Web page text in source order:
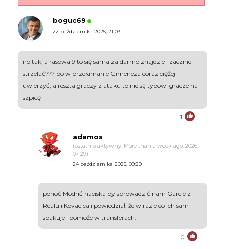
boguc69
22 października 2025, 21:03
no tak, a rasowa 9 to się sama za darmo znajdzie i zacznie
strzelać??? bo w przełamanie Gimeneza coraz ciężej
uwierzyć, a reszta graczy z ataku to nie są typowi gracze na
szpicę
1
adamos
(ostatnio aktywny: More than a week ago, 2026-
07-29)
24 października 2025, 09:29
ponoć Modrić naciska by sprowadzić nam Garcie z
Realu i Kovacica i powiedział, że w razie co ich sam
spakuje i pomoże w transferach.
0